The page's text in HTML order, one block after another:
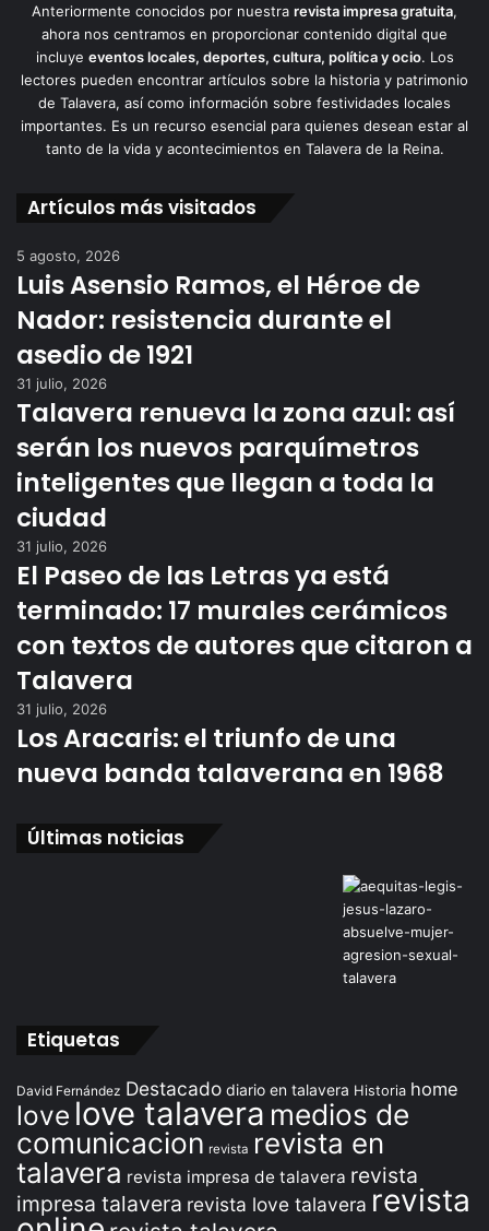
Anteriormente conocidos por nuestra revista impresa gratuita,
ahora nos centramos en proporcionar contenido digital que
incluye eventos locales, deportes, cultura, política y ocio. Los
lectores pueden encontrar artículos sobre la historia y patrimonio
de Talavera, así como información sobre festividades locales
importantes. Es un recurso esencial para quienes desean estar al
tanto de la vida y acontecimientos en Talavera de la Reina.
Artículos más visitados
5 agosto, 2026
Luis Asensio Ramos, el Héroe de
Nador: resistencia durante el
asedio de 1921
31 julio, 2026
Talavera renueva la zona azul: así
serán los nuevos parquímetros
inteligentes que llegan a toda la
ciudad
31 julio, 2026
El Paseo de las Letras ya está
terminado: 17 murales cerámicos
con textos de autores que citaron a
Talavera
31 julio, 2026
Los Aracaris: el triunfo de una
nueva banda talaverana en 1968
Últimas noticias
Etiquetas
David Fernández Destacado diario en talavera Historia home
love love talavera medios de
comunicacion revista revista en
talavera revista impresa de talavera revista
impresa talavera revista love talavera revista